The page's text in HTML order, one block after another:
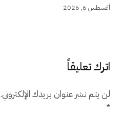
أغسطس 6, 2026
اترك تعليقاً
لن يتم نشر عنوان بريدك الإلكتروني.
*